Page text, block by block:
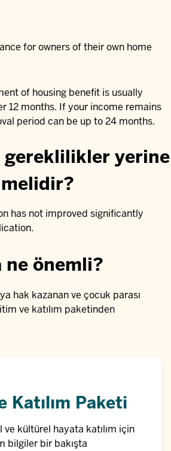
for owners of their own home
of housing benefit is usually
12 months. If your income remains
period can be up to 24 months.
gereklilikler yerine
has not improved significantly
ne önemli?
hak kazanan ve çocuk parası
ve katılım paketinden
Katılım Paketi
ve kültürel hayata katılım için
bilgiler bir bakışta